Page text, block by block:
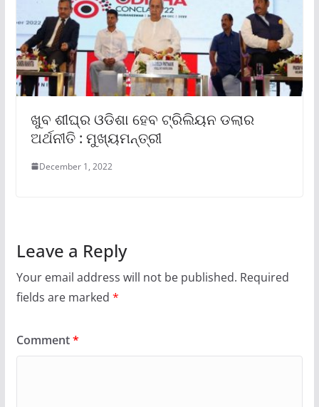
ଖୁବ ଶୀଘ୍ର ଓଡିଶା ହେବ ଟ୍ରିଲିୟନ ଡଲାର
ଅର୍ଥନୀତି : ମୁଖ୍ୟମନ୍ତ୍ରୀ
December 1, 2022
Leave a Reply
Your email address will not be published. Required
fields are marked *
Comment*